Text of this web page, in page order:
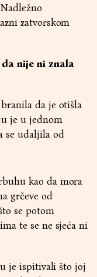
zatvorskom
nije ni znala
da je otišla
je u jednom
se udaljila od
kao da mora
grčeve od
se potom
te se ne sjeća ni
je ispitivali što joj